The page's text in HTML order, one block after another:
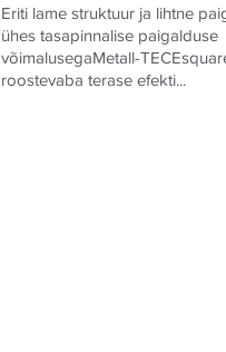
Eriti lame struktuur ja lihtne
ühes tasapinnalise paigalduse
võimalusegaMetall-
roostevaba terase efekti...